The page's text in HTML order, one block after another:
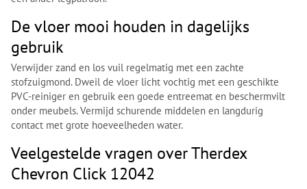
De vloer mooi houden in dagelijks
gebruik
Verwijder zand en los vuil regelmatig met een zachte
stofzuigmond. Dweil de vloer licht vochtig met een geschikte
PVC-reiniger en gebruik een goede entreemat en beschermvilt
onder meubels. Vermijd schurende middelen en langdurig
contact met grote hoeveelheden water.
Veelgestelde vragen over Therdex
Chevron Click 12042